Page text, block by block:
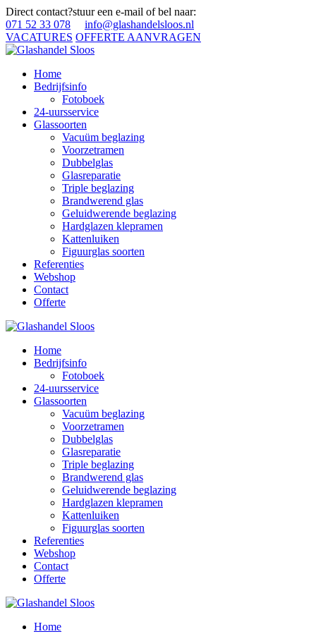
Direct contact?stuur een e-mail of bel naar:
071 52 33 078
info@glashandelsloos.nl
VACATURES OFFERTE AANVRAGEN
Home
Bedrijfsinfo
Fotoboek
24-uursservice
Glassoorten
Vacuüm beglazing
Voorzetramen
Dubbelglas
Glasreparatie
Triple beglazing
Brandwerend glas
Geluidwerende beglazing
Hardglazen klepramen
Kattenluiken
Figuurglas soorten
Referenties
Webshop
Contact
Offerte
Home
Bedrijfsinfo
Fotoboek
24-uursservice
Glassoorten
Vacuüm beglazing
Voorzetramen
Dubbelglas
Glasreparatie
Triple beglazing
Brandwerend glas
Geluidwerende beglazing
Hardglazen klepramen
Kattenluiken
Figuurglas soorten
Referenties
Webshop
Contact
Offerte
Home